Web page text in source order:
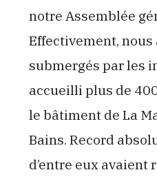
notre Assemblée
Effectivement, nous
submergés par les
accueilli plus de
le bâtiment de La
Bains. Record
d’entre eux avaient